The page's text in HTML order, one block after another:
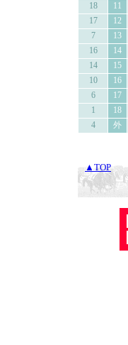
18
11
17
12
7
13
16
14
14
15
10
16
6
17
1
18
4
外
▲TOP